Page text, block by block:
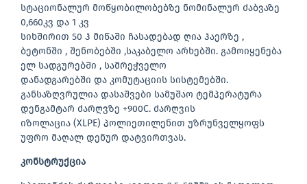
სტაციონალურ მოწყობილობებზე ნომინალურ ძაბვაზე
0,660კვ და 1 კვ
სიხშირით 50 ჰ მიწაში ჩასადებად ღია ჰაერზე ,
ბეტონში , შენობებში ,საკაბელო არხებში. გამოიყენება
ელ სადგურებში , სამრეჭველო
დანადგარებში და კომუტაციის სისტემებში.
განსაზღვრულია დასაშვები სამუშაო ტემპერატურა
დენგამტარ ძარღვზე +900C. ძარღვის
იზოლაცია (XLPE) პოლიეთილენით უზრუნველყოფს
უფრო მაღალ დენურ დატვირთვას.
კონსტრუქცია